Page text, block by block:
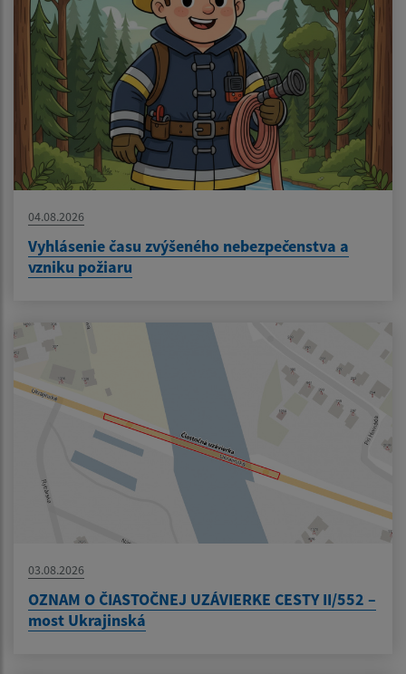
04.08.2026
Vyhlásenie času zvýšeného nebezpečenstva a
vzniku požiaru
03.08.2026
OZNAM O ČIASTOČNEJ UZÁVIERKE CESTY II/552 –
most Ukrajinská